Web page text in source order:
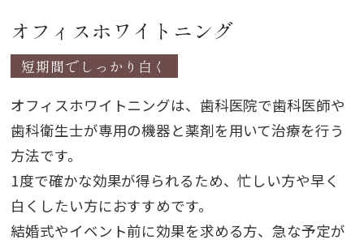
オフィスホワイトニング
短期間でしっかり白く
オフィスホワイトニングは、歯科医院で歯科医師や
歯科衛生士が専用の機器と薬剤を用いて治療を行う
方法です。
1度で確かな効果が得られるため、忙しい方や早く
白くしたい方におすすめです。
結婚式やイベント前に効果を求める方、急な予定が